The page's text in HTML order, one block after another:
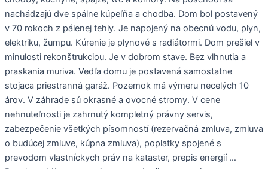
nachádzajú dve spálne kúpeľňa a chodba. Dom bol postavený
v 70 rokoch z pálenej tehly. Je napojený na obecnú vodu, plyn,
elektriku, žumpu. Kúrenie je plynové s radiátormi. Dom prešiel v
minulosti rekonštrukciou. Je v dobrom stave. Bez vlhnutia a
praskania muriva. Vedľa domu je postavená samostatne
stojaca priestranná garáž. Pozemok má výmeru necelých 10
árov. V záhrade sú okrasné a ovocné stromy. V cene
nehnuteľnosti je zahrnutý kompletný právny servis,
zabezpečenie všetkých písomností (rezervačná zmluva, zmluva
o budúcej zmluve, kúpna zmluva), poplatky spojené s
prevodom vlastníckych práv na kataster, prepis energií …